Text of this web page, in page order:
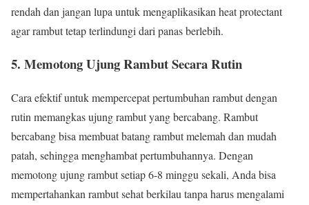
rendah dan jangan lupa untuk mengaplikasikan heat protectant
agar rambut tetap terlindungi dari panas berlebih.
5. Memotong Ujung Rambut Secara Rutin
Cara efektif untuk mempercepat pertumbuhan rambut dengan
rutin memangkas ujung rambut yang bercabang. Rambut
bercabang bisa membuat batang rambut melemah dan mudah
patah, sehingga menghambat pertumbuhannya. Dengan
memotong ujung rambut setiap 6-8 minggu sekali, Anda bisa
mempertahankan rambut sehat berkilau tanpa harus mengalami